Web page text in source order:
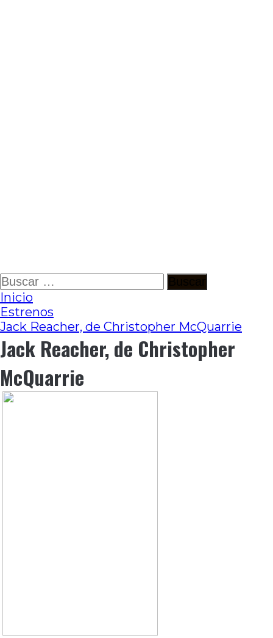
Ir
al
contenido
Buscar:
Inicio
Estrenos
Jack Reacher, de Christopher McQuarrie
Jack Reacher, de Christopher
McQuarrie